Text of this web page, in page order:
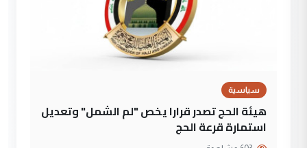
سياسية
هيئة الحج تصدر قرارا يخص "لم الشمل" وتعديل
استمارة قرعة الحج